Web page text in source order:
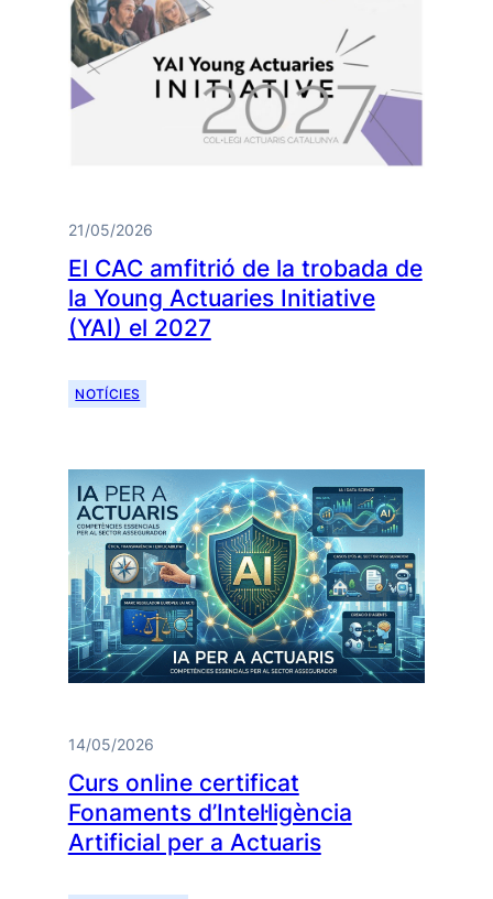
21/05/2026
El CAC amfitrió de la trobada de
la Young Actuaries Initiative
(YAI) el 2027
NOTÍCIES
14/05/2026
Curs online certificat
Fonaments d’Intel·ligència
Artificial per a Actuaris